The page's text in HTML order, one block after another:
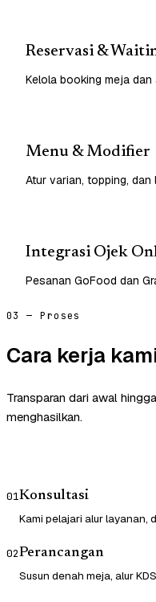
Reservasi &
Kelola booking meja
Menu & Modifier
Atur varian, topping,
Integrasi Ojek
Pesanan GoFood dan
03 — Proses
Cara kerja
Transparan dari awal
menghasilkan.
01Konsultasi
Kami pelajari alur layanan,
02Perancangan
Susun denah meja, alur